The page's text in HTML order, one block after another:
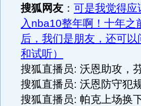
搜狐网友 ： 可是我觉得
入nba10整年啊！十年
后，我们是朋友，还可以
和试听）
搜狐直播员: 沃恩助攻，
搜狐直播员: 沃恩防守犯
搜狐直播员: 帕克上场换